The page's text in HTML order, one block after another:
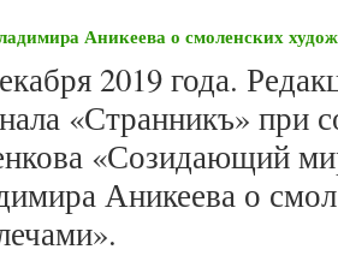
Аникеева о смоленских
2019 года.
«Странникъ» при
«Созидающий
Аникеева о